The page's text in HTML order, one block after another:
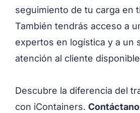
seguimiento de tu carga en
También tendrás acceso a
expertos en logística y a un
atención al cliente disponible
Descubre la diferencia del
con iContainers.